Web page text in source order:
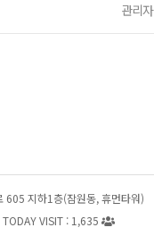
관리자
605 지하1층(잠원동, 휴먼타워)
TODAY VISIT : 1,635